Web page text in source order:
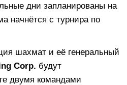
дни запланированы на
начнётся с турнира по
шахмат и её генеральный
Corp. будут
двумя командами